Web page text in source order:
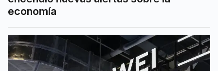
economía